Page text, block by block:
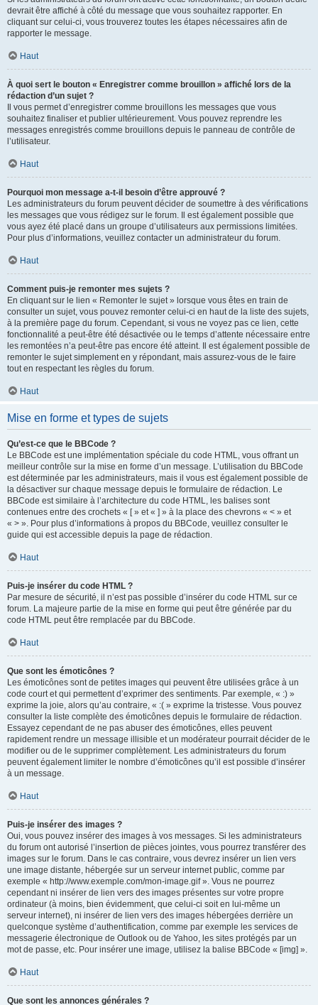
devrait être affiché à côté du message que vous souhaitez rapporter. En
cliquant sur celui-ci, vous trouverez toutes les étapes nécessaires afin de
rapporter le message.
Haut
À quoi sert le bouton « Enregistrer comme brouillon » affiché lors de la
rédaction d’un sujet ?
Il vous permet d’enregistrer comme brouillons les messages que vous
souhaitez finaliser et publier ultérieurement. Vous pouvez reprendre les
messages enregistrés comme brouillons depuis le panneau de contrôle de
l’utilisateur.
Haut
Pourquoi mon message a-t-il besoin d’être approuvé ?
Les administrateurs du forum peuvent décider de soumettre à des vérifications
les messages que vous rédigez sur le forum. Il est également possible que
vous ayez été placé dans un groupe d’utilisateurs aux permissions limitées.
Pour plus d’informations, veuillez contacter un administrateur du forum.
Haut
Comment puis-je remonter mes sujets ?
En cliquant sur le lien « Remonter le sujet » lorsque vous êtes en train de
consulter un sujet, vous pouvez remonter celui-ci en haut de la liste des sujets,
à la première page du forum. Cependant, si vous ne voyez pas ce lien, cette
fonctionnalité a peut-être été désactivée ou le temps d’attente nécessaire entre
les remontées n’a peut-être pas encore été atteint. Il est également possible de
remonter le sujet simplement en y répondant, mais assurez-vous de le faire
tout en respectant les règles du forum.
Haut
Mise en forme et types de sujets
Qu’est-ce que le BBCode ?
Le BBCode est une implémentation spéciale du code HTML, vous offrant un
meilleur contrôle sur la mise en forme d’un message. L’utilisation du BBCode
est déterminée par les administrateurs, mais il vous est également possible de
la désactiver sur chaque message depuis le formulaire de rédaction. Le
BBCode est similaire à l’architecture du code HTML, les balises sont
contenues entre des crochets « [ » et « ] » à la place des chevrons « < » et
« > ». Pour plus d’informations à propos du BBCode, veuillez consulter le
guide qui est accessible depuis la page de rédaction.
Haut
Puis-je insérer du code HTML ?
Par mesure de sécurité, il n’est pas possible d’insérer du code HTML sur ce
forum. La majeure partie de la mise en forme qui peut être générée par du
code HTML peut être remplacée par du BBCode.
Haut
Que sont les émoticônes ?
Les émoticônes sont de petites images qui peuvent être utilisées grâce à un
code court et qui permettent d’exprimer des sentiments. Par exemple, « :) »
exprime la joie, alors qu’au contraire, « :( » exprime la tristesse. Vous pouvez
consulter la liste complète des émoticônes depuis le formulaire de rédaction.
Essayez cependant de ne pas abuser des émoticônes, elles peuvent
rapidement rendre un message illisible et un modérateur pourrait décider de le
modifier ou de le supprimer complètement. Les administrateurs du forum
peuvent également limiter le nombre d’émoticônes qu’il est possible d’insérer
à un message.
Haut
Puis-je insérer des images ?
Oui, vous pouvez insérer des images à vos messages. Si les administrateurs
du forum ont autorisé l’insertion de pièces jointes, vous pourrez transférer des
images sur le forum. Dans le cas contraire, vous devrez insérer un lien vers
une image distante, hébergée sur un serveur internet public, comme par
exemple « http://www.exemple.com/mon-image.gif ». Vous ne pourrez
cependant ni insérer de lien vers des images présentes sur votre propre
ordinateur (à moins, bien évidemment, que celui-ci soit en lui-même un
serveur internet), ni insérer de lien vers des images hébergées derrière un
quelconque système d’authentification, comme par exemple les services de
messagerie électronique de Outlook ou de Yahoo, les sites protégés par un
mot de passe, etc. Pour insérer une image, utilisez la balise BBCode « [img] ».
Haut
Que sont les annonces générales ?